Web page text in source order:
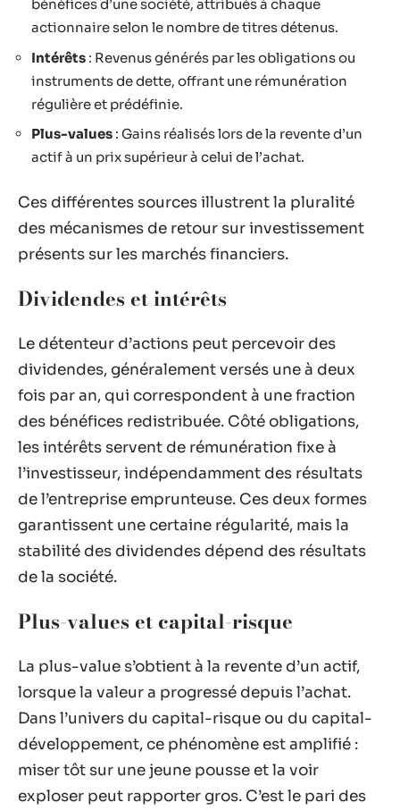
bénéfices d’une société, attribués à chaque
actionnaire selon le nombre de titres détenus.
Intérêts : Revenus générés par les obligations ou
instruments de dette, offrant une rémunération
régulière et prédéfinie.
Plus-values : Gains réalisés lors de la revente d’un
actif à un prix supérieur à celui de l’achat.
Ces différentes sources illustrent la pluralité
des mécanismes de retour sur investissement
présents sur les marchés financiers.
Dividendes et intérêts
Le détenteur d’actions peut percevoir des
dividendes, généralement versés une à deux
fois par an, qui correspondent à une fraction
des bénéfices redistribuée. Côté obligations,
les intérêts servent de rémunération fixe à
l’investisseur, indépendamment des résultats
de l’entreprise emprunteuse. Ces deux formes
garantissent une certaine régularité, mais la
stabilité des dividendes dépend des résultats
de la société.
Plus-values et capital-risque
La plus-value s’obtient à la revente d’un actif,
lorsque la valeur a progressé depuis l’achat.
Dans l’univers du capital-risque ou du capital-
développement, ce phénomène est amplifié :
miser tôt sur une jeune pousse et la voir
exploser peut rapporter gros. C’est le pari des